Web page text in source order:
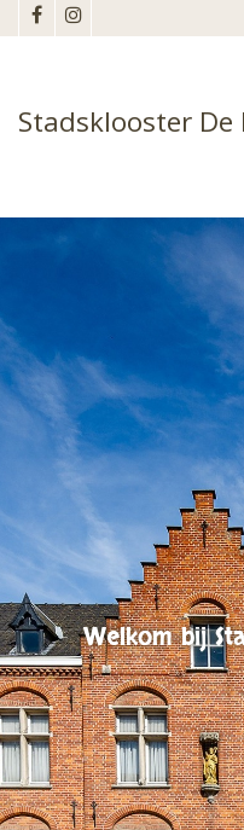
Overslaan en naar de inhoud
Stadsklooster De
Welkom bij